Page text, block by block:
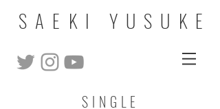
SAEKI YUSUKE
SINGLE